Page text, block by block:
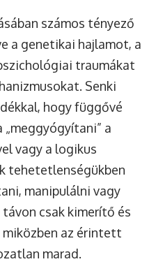
számos tényező
a genetikai hajlamot, a
traumákat
Senki
hogy függővé
„meggyógyítani” a
vagy a logikus
tehetetlenségükben
manipulálni vagy
csak kimerítő és
az érintett
marad.